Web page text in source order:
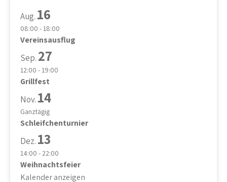
Aug. 16
08:00 - 18:00
Vereinsausflug
Sep. 27
12:00 - 19:00
Grillfest
Nov. 14
Ganztägig
Schleifchenturnier
Dez. 13
14:00 - 22:00
Weihnachtsfeier
Kalender anzeigen